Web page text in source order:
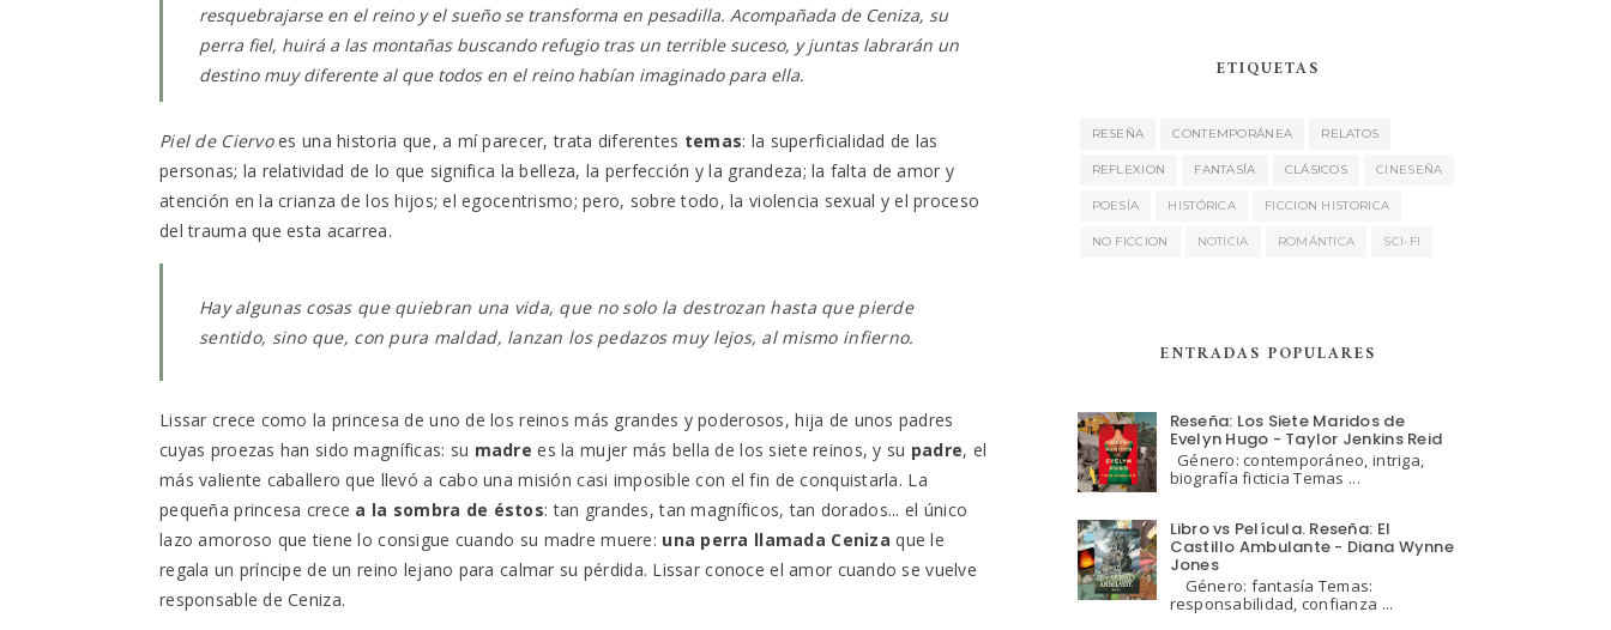
resquebrajarse en el reino y el sueño se transforma en pesadilla. Acompañada de Ceniza, su
perra fiel, huirá a las montañas buscando refugio tras un terrible suceso, y juntas labrarán un
destino muy diferente al que todos en el reino habían imaginado para ella.
Piel de Ciervoes una historia que, a mí parecer, trata diferentes temas: la superficialidad de las
personas; la relatividad de lo que significa la belleza, la perfección y la grandeza; la falta de amor y
atención en la crianza de los hijos; el egocentrismo; pero, sobre todo, la violencia sexual y el proceso
del trauma que esta acarrea.
Hay algunas cosas que quiebran una vida, que no solo la destrozan hasta que pierde
sentido, sino que, con pura maldad, lanzan los pedazos muy lejos, al mismo infierno.
Lissar crece como la princesa de uno de los reinos más grandes y poderosos, hija de unos padres
cuyas proezas han sido magníficas: su madre es la mujer más bella de los siete reinos, y su padre, el
más valiente caballero que llevó a cabo una misión casi imposible con el fin de conquistarla. La
pequeña princesa crece a la sombra de éstos: tan grandes, tan magníficos, tan dorados... el único
lazo amoroso que tiene lo consigue cuando su madre muere: una perra llamada Cenizaque le
regala un príncipe de un reino lejano para calmar su pérdida. Lissar conoce el amor cuando se vuelve
responsable de Ceniza.
ETIQUETAS
RESEÑA CONTEMPORÁNEA RELATOS
REFLEXION FANTASÍA CLÁSICOS CINESEÑA
POESÍA HISTÓRICA FICCION HISTORICA
NO FICCION NOTICIA ROMÁNTICA SCI-FI
ENTRADAS POPULARES
Reseña: Los Siete Maridos de
Evelyn Hugo - Taylor Jenkins Reid
Género: contemporáneo, intriga,
biografía ficticia Temas ...
Libro vs Película. Reseña: El
Castillo Ambulante - Diana Wynne
Jones
Género: fantasía Temas:
responsabilidad, confianza ...